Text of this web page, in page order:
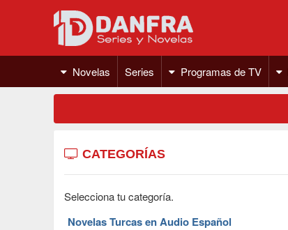
Novelas Series Programas de TV
CATEGORÍAS
Selecciona tu categoría.
Novelas Turcas en Audio Español